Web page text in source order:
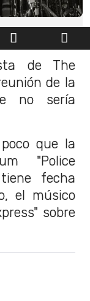
de The
de la
no sería
que la
"Police
tiene fecha
el músico
sobre